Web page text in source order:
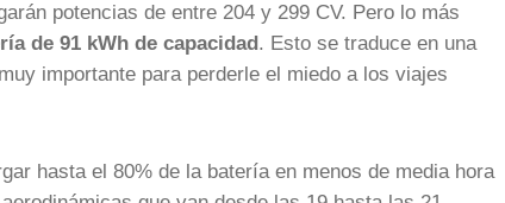
potencias de entre 204 y 299 CV. Pero lo más
de 91 kWh de capacidad. Esto se traduce en una
importante para perderle el miedo a los viajes
hasta el 80% de la batería en menos de media hora